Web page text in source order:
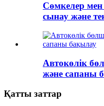
Сөмкелер мен
сынау және
Автокөлік
және сапаны
Қатты заттар